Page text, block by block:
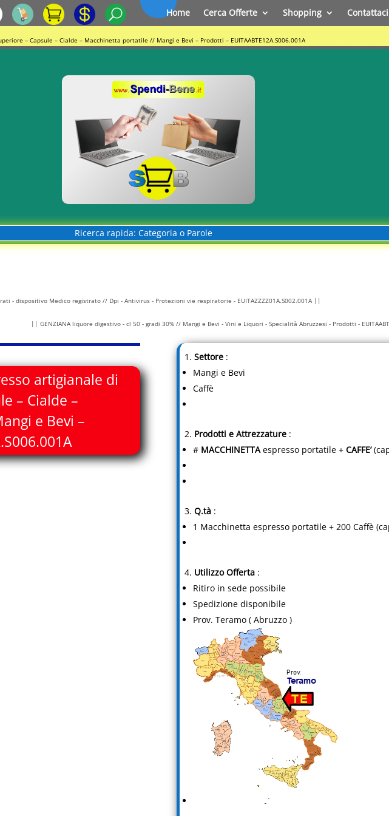
– Capsule – Cialde – Macchinetta portatile // Mangi e Bevi – Prodotti – EUITAABTE12A.S006.001A
Home Cerca Offerte Shopping Contattaci
Ricerca rapida: Categoria o Parole
- dispositivo Medico registrato // Dpi - Antivirus - Protezioni vie respiratorie - EUITAZZZZ01A.S002.001A ||
|| GENZIANA liquore digestivo - cl 50 - gradi 30% // Mangi e Bevi - Vini e Liquori - Specialità Abruzzesi - Prodotti -
artigianale di
– Cialde –
e Bevi –
Settore:
Mangi e Bevi
Caffè
Prodotti e Attrezzature:
# MACCHINETTA espresso portatile + CAFFE’
Q.tà:
1 Macchinetta espresso portatile + 200 Caffè
Utilizzo Offerta :
Ritiro in sede possibile
Spedizione disponibile
Prov. Teramo ( Abruzzo )